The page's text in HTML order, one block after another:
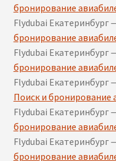
бронирование
Flydubai
бронирование
Flydubai Екатеринбург
бронирование
Flydubai Екатеринбург
Поиск и бронирование
Flydubai Екатеринбург
бронирование
Flydubai Екатеринбург
бронирование